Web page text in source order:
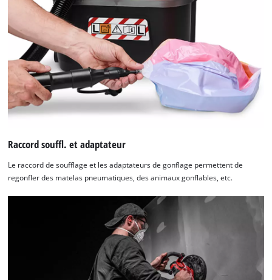
Raccord souffl. et adaptateur
Le raccord de soufflage et les adaptateurs de gonflage permettent de
regonfler des matelas pneumatiques, des animaux gonflables, etc.